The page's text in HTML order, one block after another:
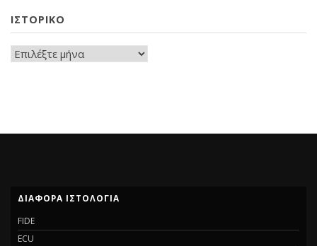
ΙΣΤΟΡΙΚΌ
ΔΙΆΦΟΡΑ ΙΣΤΟΛΌΓΙΑ
FIDE
ECU